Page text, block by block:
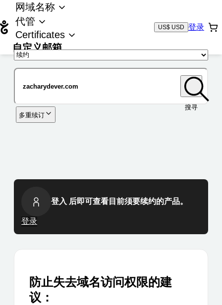
网域名称
代管
Certificates
自定义邮箱
US$ USD 登录
搜寻
多重续订
登入 后即可查看目前须要续约的产品。
登录
防止失去域名访问权限的建
议：